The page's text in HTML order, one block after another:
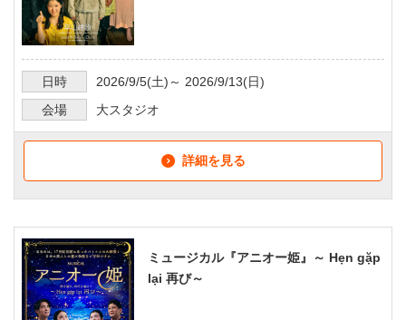
日時 2026/9/5(土)～ 2026/9/13(日)
会場
大スタジオ
詳細を見る
ミュージカル『アニオー姫』～ Hẹn gặp
lại 再び～